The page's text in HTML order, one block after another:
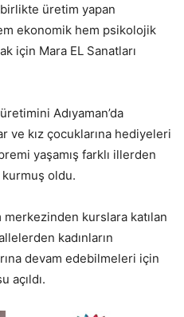
üretim yapan
ekonomik hem psikolojik
için Mara EL Sanatları
Adıyaman’da
ve kız çocuklarına hediyeleri
yaşamış farklı illerden
kurmuş oldu.
kurslara katılan
kadınların
devam edebilmeleri için
açıldı.